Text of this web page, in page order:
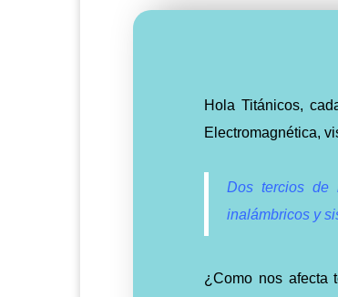
Hola Titánicos,
Electromagnética,
Dos tercios de
inalámbricos y
¿Como nos afecta